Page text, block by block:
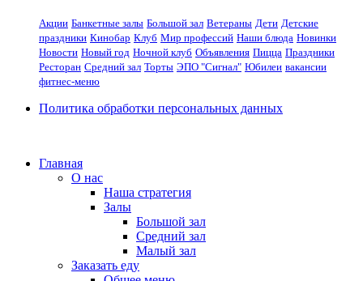
Акции Банкетные залы Большой зал Ветераны Дети Детские
праздники Кинобар Клуб Мир профессий Наши блюда Новинки
Новости Новый год Ночной клуб Объявления Пицца Праздники
Ресторан Средний зал Торты ЭПО "Сигнал" Юбилеи вакансии
фитнес-меню
Политика обработки персональных данных
Главная
О нас
Наша стратегия
Залы
Большой зал
Средний зал
Малый зал
Заказать еду